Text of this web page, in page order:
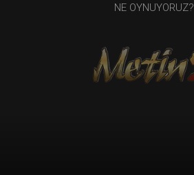
NE OYNUYORUZ?